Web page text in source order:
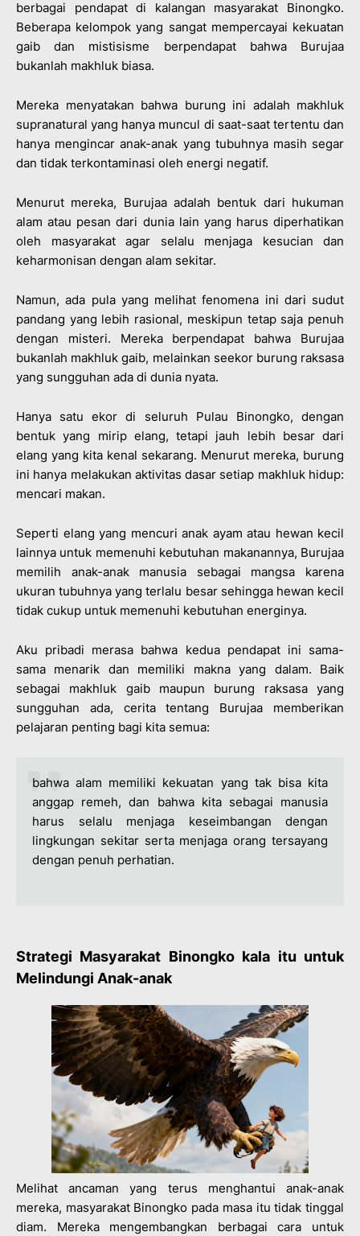
berbagai pendapat di kalangan masyarakat Binongko.
Beberapa kelompok yang sangat mempercayai kekuatan
gaib dan mistisisme berpendapat bahwa Burujaa
bukanlah makhluk biasa.
Mereka menyatakan bahwa burung ini adalah makhluk
supranatural yang hanya muncul di saat-saat tertentu dan
hanya mengincar anak-anak yang tubuhnya masih segar
dan tidak terkontaminasi oleh energi negatif.
Menurut mereka, Burujaa adalah bentuk dari hukuman
alam atau pesan dari dunia lain yang harus diperhatikan
oleh masyarakat agar selalu menjaga kesucian dan
keharmonisan dengan alam sekitar.
Namun, ada pula yang melihat fenomena ini dari sudut
pandang yang lebih rasional, meskipun tetap saja penuh
dengan misteri. Mereka berpendapat bahwa Burujaa
bukanlah makhluk gaib, melainkan seekor burung raksasa
yang sungguhan ada di dunia nyata.
Hanya satu ekor di seluruh Pulau Binongko, dengan
bentuk yang mirip elang, tetapi jauh lebih besar dari
elang yang kita kenal sekarang. Menurut mereka, burung
ini hanya melakukan aktivitas dasar setiap makhluk hidup:
mencari makan.
Seperti elang yang mencuri anak ayam atau hewan kecil
lainnya untuk memenuhi kebutuhan makanannya, Burujaa
memilih anak-anak manusia sebagai mangsa karena
ukuran tubuhnya yang terlalu besar sehingga hewan kecil
tidak cukup untuk memenuhi kebutuhan energinya.
Aku pribadi merasa bahwa kedua pendapat ini sama-
sama menarik dan memiliki makna yang dalam. Baik
sebagai makhluk gaib maupun burung raksasa yang
sungguhan ada, cerita tentang Burujaa memberikan
pelajaran penting bagi kita semua:
bahwa alam memiliki kekuatan yang tak bisa kita
anggap remeh, dan bahwa kita sebagai manusia
harus selalu menjaga keseimbangan dengan
lingkungan sekitar serta menjaga orang tersayang
dengan penuh perhatian.
Strategi Masyarakat Binongko kala itu untuk
Melindungi Anak-anak
Melihat ancaman yang terus menghantui anak-anak
mereka, masyarakat Binongko pada masa itu tidak tinggal
diam. Mereka mengembangkan berbagai cara untuk